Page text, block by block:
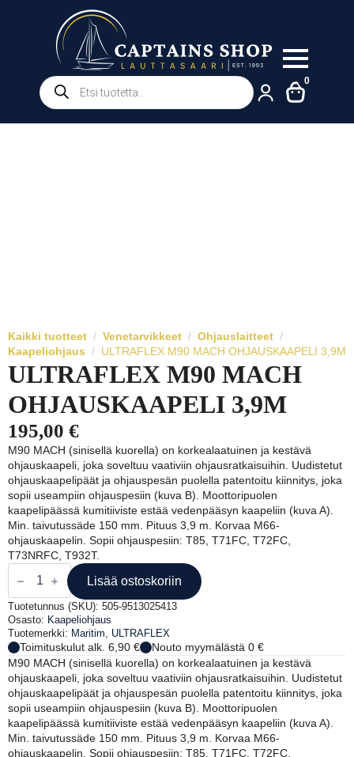
Products
search
0
Kaikki tuotteet Venetarvikkeet
Ohjauslaitteet
Kaapeliohjaus
ULTRAFLEX M90 MACH OHJAUSKAAPELI 3,9M
ULTRAFLEX M90 MACH
OHJAUSKAAPELI 3,9M
195,00 €
M90 MACH (sinisellä kuorella) on korkealaatuinen ja kestävä
ohjauskaapeli, joka soveltuu vaativiin ohjausratkaisuihin. Uudistetut
ohjauskaapelipäät ja ohjauspesän puolella patentoitu kiinnitys, joka
sopii useampiin ohjauspesiin (kuva B). Moottoripuolen
kaapelipäässä kumitiiviste estää vedenpääsyn kaapeliin (kuva A).
Min. taivutussäde 150 mm. Pituus 3,9 m. Korvaa M66-
ohjauskaapelin. Sopii ohjauspesiin: T85, T71FC, T72FC,
T73NRFC, T932T.
ULTRAFLEX
M90
MACH
OHJAUSKAAPELI
3,9M
määrä
Lisää ostoskoriin
Tuotetunnus (SKU): 505-9513025413
Osasto: Kaapeliohjaus
Tuotemerkki: Maritim ULTRAFLEX
Toimituskulut alk. 6,90 €
Nouto myymälästä 0 €
M90 MACH (sinisellä kuorella) on korkealaatuinen ja kestävä
ohjauskaapeli, joka soveltuu vaativiin ohjausratkaisuihin. Uudistetut
ohjauskaapelipäät ja ohjauspesän puolella patentoitu kiinnitys, joka
sopii useampiin ohjauspesiin (kuva B). Moottoripuolen
kaapelipäässä kumitiiviste estää vedenpääsyn kaapeliin (kuva A).
Min. taivutussäde 150 mm. Pituus 3,9 m. Korvaa M66-
ohjauskaapelin. Sopii ohjauspesiin: T85, T71FC, T72FC,